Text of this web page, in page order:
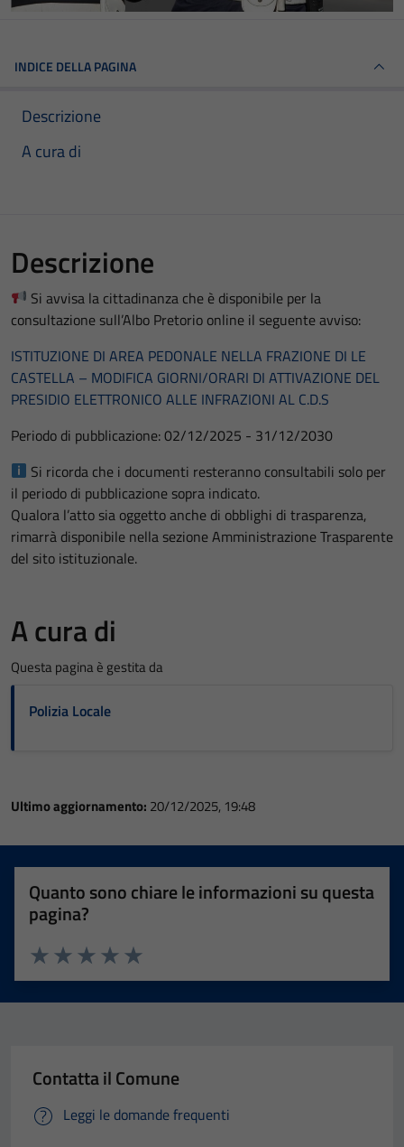
INDICE DELLA PAGINA
Descrizione
A cura di
Descrizione
Si avvisa la cittadinanza che è disponibile per la
consultazione sull’Albo Pretorio online il seguente avviso:
ISTITUZIONE DI AREA PEDONALE NELLA FRAZIONE DI LE
CASTELLA – MODIFICA GIORNI/ORARI DI ATTIVAZIONE DEL
PRESIDIO ELETTRONICO ALLE INFRAZIONI AL C.D.S
Periodo di pubblicazione: 02/12/2025 - 31/12/2030
Si ricorda che i documenti resteranno consultabili solo per
il periodo di pubblicazione sopra indicato.
Qualora l’atto sia oggetto anche di obblighi di trasparenza,
rimarrà disponibile nella sezione Amministrazione Trasparente
del sito istituzionale.
A cura di
Questa pagina è gestita da
Polizia Locale
Ultimo aggiornamento: 20/12/2025, 19:48
Quanto sono chiare le informazioni su questa
pagina?
Valuta 5 stelle su 5
Valuta 4 stelle su 5
Valuta 3 stelle su 5
Valuta 2 stelle su 5
Valuta 1 stelle su 5
Contatta il Comune
Leggi le domande frequenti